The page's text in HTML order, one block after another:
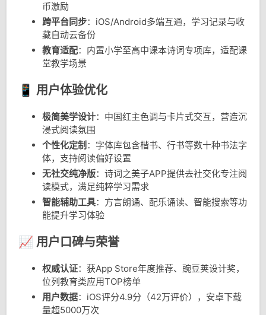
币激励
跨平台同步：iOS/Android多端互通，学习记录与收
藏自动云备份
教育适配：内置小学至高中课本诗词专项库，适配课
堂教学场景
📱 用户体验优化
极简美学设计：中国红主色调与卡片式交互，营造沉
浸式阅读氛围
个性化定制 ：字体库包含楷书、行书等数十种书法字
体，支持阅读偏好设置
无社交纯净版：诗词之美子APP提供去社交化专注阅
读模式，满足纯粹学习需求
智能辅助工具：方言朗诵、配乐诵读、智能搜索等功
能提升学习体验
📈 用户口碑与荣誉
权威认证：获App Store年度推荐、豌豆荚设计奖，
位列教育类应用TOP榜单
用户数据：iOS评分4.9分（42万评价），安卓下载
量超5000万次